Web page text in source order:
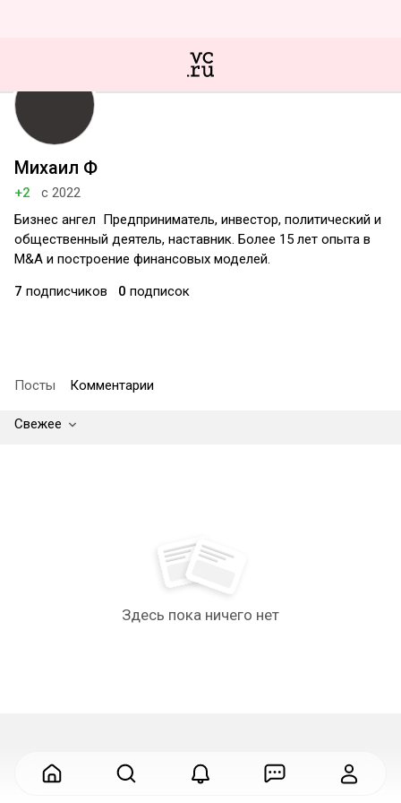
Михаил Ф
+2
с 2022
Бизнес ангел ‌ ‌Предприниматель, инвестор, политический и
общественный деятель, наставник. Более 15 лет опыта в
M&A и построение финансовых моделей.
7 подписчиков 0 подписок
Посты Комментарии
Свежее
Здесь пока ничего нет